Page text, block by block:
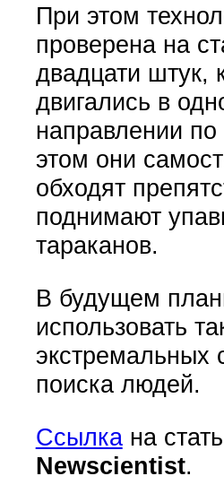
При этом
проверена на
двадцати штук,
двигались в
направлении
этом они
обходят
поднимают
тараканов.
В будущем
использовать
экстремальных
поиска людей.
Ссылкана
Newscientist.